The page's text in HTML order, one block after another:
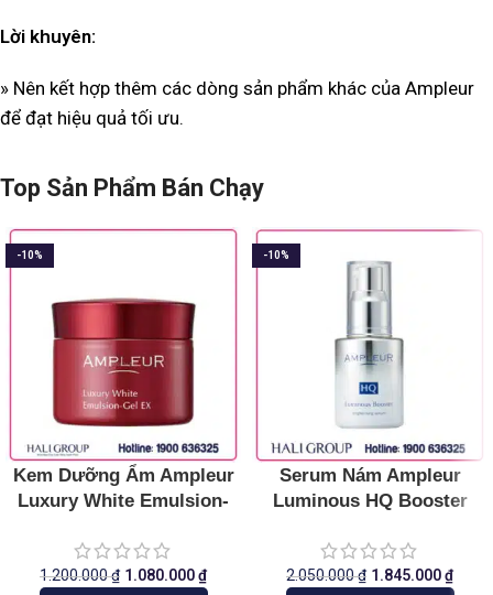
Lời khuyên:
» Nên kết hợp thêm các dòng sản phẩm khác của Ampleur
để đạt hiệu quả tối ưu.
Top Sản Phẩm Bán Chạy
-10%
Kem Dưỡng Ẩm Ampleur
Luxury White Emulsion-
1.200.000₫ 1.080.000₫
-10%
Serum Nám Ampleur
Luminous HQ Booster
2.050.000₫ 1.845.000₫